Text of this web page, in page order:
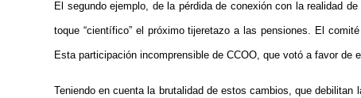
El segundo ejemplo, de la pérdida de conexión con la realidad
toque “científico” el próximo tijeretazo a las pensiones. El
Esta participación incomprensible de CCOO, que votó a favor de
Teniendo en cuenta la brutalidad de estos cambios, que